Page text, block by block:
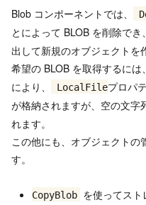
Blob コンポーネントでは、
とによって BLOB を削除でき
出して新規のオブジェクトを
希望の BLOB を取得するには、
により、
LocalFileプロパ
が格納されますが、空の文字
れます。
この他にも、オブジェクトの
す。
CopyBlob を使ってス